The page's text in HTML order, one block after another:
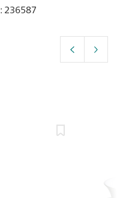
: 236587